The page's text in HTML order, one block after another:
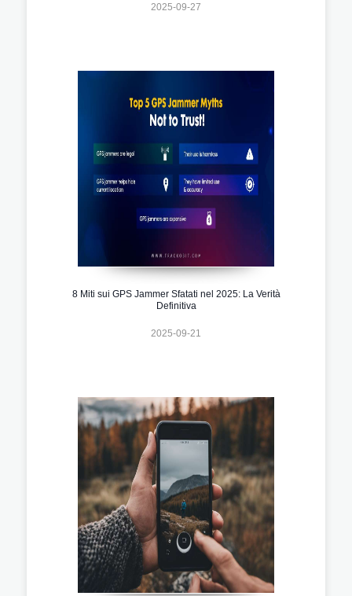
2025-09-27
8 Miti sui GPS Jammer Sfatati nel 2025: La Verità
Definitiva
2025-09-21